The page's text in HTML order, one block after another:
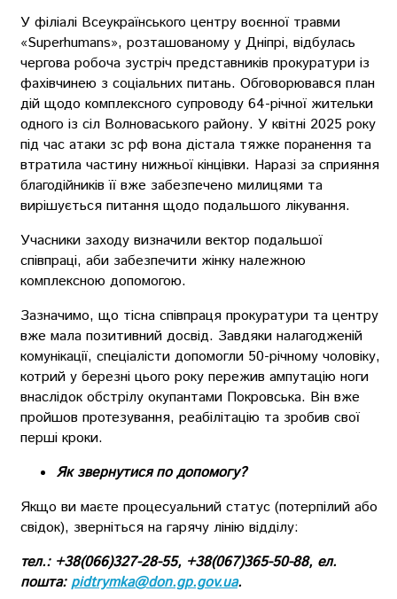
У філіалі Всеукраїнського центру воєнної травми
«Superhumans», розташованому у Дніпрі, відбулась
чергова робоча зустріч представників прокуратури із
фахівчинею з соціальних питань. Обговорювався план
дій щодо комплексного супроводу 64-річної жительки
одного із сіл Волноваського району. У квітні 2025 року
під час атаки зс рф вона дістала тяжке поранення та
втратила частину нижньої кінцівки. Наразі за сприяння
благодійників її вже забезпечено милицями та
вирішується питання щодо подальшого лікування.
Учасники заходу визначили вектор подальшої
співпраці, аби забезпечити жінку належною
комплексною допомогою.
Зазначимо, що тісна співпраця прокуратури та центру
вже мала позитивний досвід. Завдяки налагодженій
комунікації, спеціалісти допомогли 50-річному чоловіку,
котрий у березні цього року пережив ампутацію ноги
внаслідок обстрілу окупантами Покровська. Він вже
пройшов протезування, реабілітацію та зробив свої
перші кроки.
Як звернутися по допомогу?
Якщо ви маєте процесуальний статус (потерпілий або
свідок), зверніться на гарячу лінію відділу:
тел.: +38(066)327-28-55, +38(067)365-50-88, ел.
пошта:pidtrymka@don.gp.gov.ua.